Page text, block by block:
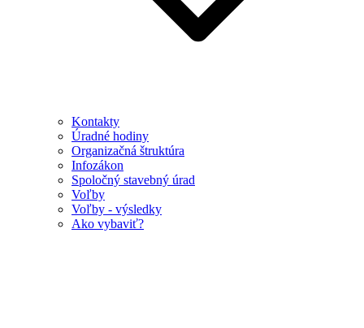
Kontakty
Úradné hodiny
Organizačná štruktúra
Infozákon
Spoločný stavebný úrad
Voľby
Voľby - výsledky
Ako vybaviť?